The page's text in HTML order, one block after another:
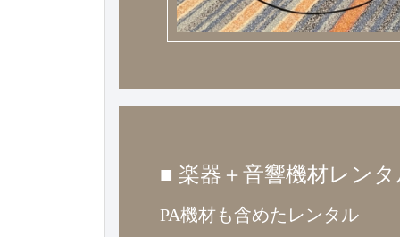
■ 楽器＋音響機材レン
PA機材も含めたレンタル